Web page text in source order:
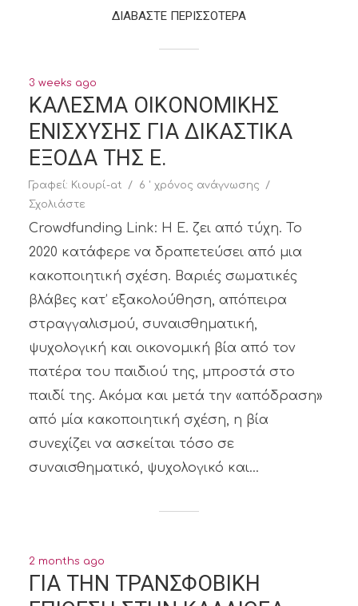
ΔΙΑΒΑΣΤΕ ΠΕΡΙΣΣΟΤΕΡΑ
3 weeks ago
ΚΑΛΕΣΜΑ ΟΙΚΟΝΟΜΙΚΗΣ
ΕΝΙΣΧΥΣΗΣ ΓΙΑ ΔΙΚΑΣΤΙΚΑ
ΕΞΟΔΑ ΤΗΣ Ε.
Γραφεί: Κιουρί-at
6 ' χρόνος ανάγνωσης
Σχολιάστε
Crowdfunding Link: Η Ε. ζει από τύχη. Το
2020 κατάφερε να δραπετεύσει από μια
κακοποιητική σχέση. Βαριές σωματικές
βλάβες κατ’ εξακολούθηση, απόπειρα
στραγγαλισμού, συναισθηματική,
ψυχολογική και οικονομική βία από τον
πατέρα του παιδιού της, μπροστά στο
παιδί της. Ακόμα και μετά την «απόδραση»
από μία κακοποιητική σχέση, η βία
συνεχίζει να ασκείται τόσο σε
συναισθηματικό, ψυχολογικό και...
2 months ago
ΓΙΑ ΤΗΝ ΤΡΑΝΣΦΟΒΙΚΗ